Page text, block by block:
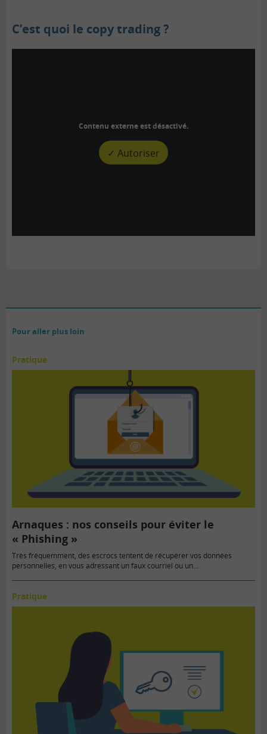
C’est quoi le copy trading ?
Contenu externe est désactivé.
✓ Autoriser
Pour aller plus loin
Pratique
Arnaques : nos conseils pour éviter le
« Phishing »
Très fréquemment, des escrocs tentent de récupérer vos données
personnelles, en vous adressant un faux courriel ou un…
Pratique